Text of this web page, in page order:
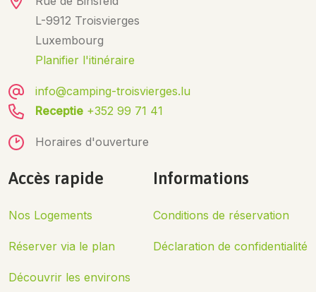
L-9912 Troisvierges
Luxembourg
Planifier l'itinéraire
info@camping-troisvierges.lu
Receptie +352 99 71 41
Horaires d'ouverture
Accès rapide
Nos Logements
Réserver via le plan
Découvrir les environs
Informations
Conditions de réservation
Déclaration de confidentialité